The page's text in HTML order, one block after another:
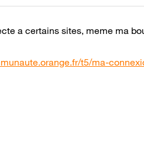
a certains sites, meme ma
t5/ma-